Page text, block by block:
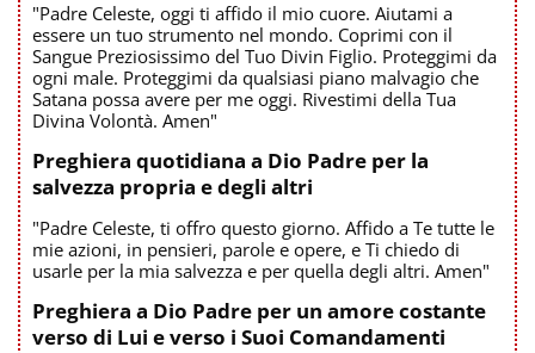
"Padre Celeste, oggi ti affido il mio cuore. Aiutami a
essere un tuo strumento nel mondo. Coprimi con il
Sangue Preziosissimo del Tuo Divin Figlio. Proteggimi da
ogni male. Proteggimi da qualsiasi piano malvagio che
Satana possa avere per me oggi. Rivestimi della Tua
Divina Volontà. Amen"
Preghiera quotidiana a Dio Padre per la
salvezza propria e degli altri
"Padre Celeste, ti offro questo giorno. Affido a Te tutte le
mie azioni, in pensieri, parole e opere, e Ti chiedo di
usarle per la mia salvezza e per quella degli altri. Amen"
Preghiera a Dio Padre per un amore costante
verso di Lui e verso i Suoi Comandamenti